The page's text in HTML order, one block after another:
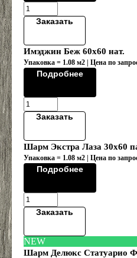
Заказать
Имэджин Беж 60х60 нат.
Упаковка = 1.08 м2 | Цена по
Подробнее
Заказать
Шарм Экстра Лаза 30х60
Упаковка = 1.08 м2 | Цена по
Подробнее
Заказать
NEW
Шарм Делюкс Статуарио